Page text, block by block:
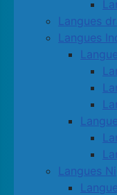
Langues
Langues
Langues